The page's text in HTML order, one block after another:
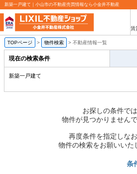
新築一戸建て｜小山市の不動産売買情報なら小金井不動産
賃
TOPページ > 物件検索 > 不動産情報一覧
現在の検索条件
新築一戸建て
お探しの条件では
物件が見つかりませんで
再度条件を指定しな
物件の検索をお願いいた
条